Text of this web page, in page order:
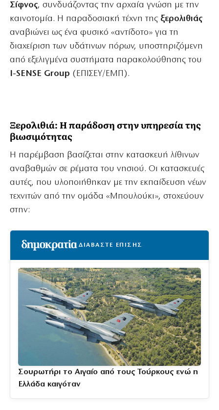
Σίφνος, συνδυάζοντας την αρχαία γνώση με την
καινοτομία. Η παραδοσιακή τέχνη της ξερολιθιάς
αναβιώνει ως ένα φυσικό «αντίδοτο» για τη
διαχείριση των υδάτινων πόρων, υποστηριζόμενη
από εξελιγμένα συστήματα παρακολούθησης του
I-SENSE Group (ΕΠΙΣΕΥ/ΕΜΠ).
Ξερολιθιά: Η παράδοση στην υπηρεσία της
βιωσιμότητας
Η παρέμβαση βασίζεται στην κατασκευή λίθινων
αναβαθμών σε ρέματα του νησιού. Οι κατασκευές
αυτές, που υλοποιήθηκαν με την εκπαίδευση νέων
τεχνιτών από την ομάδα «Μπουλούκι», στοχεύουν
στην:
ΔΙΑΒΑΣΤΕ ΕΠΙΣΗΣ
Σουρωτήρι το Αιγαίο από τους Τούρκους ενώ η
Ελλάδα καιγόταν